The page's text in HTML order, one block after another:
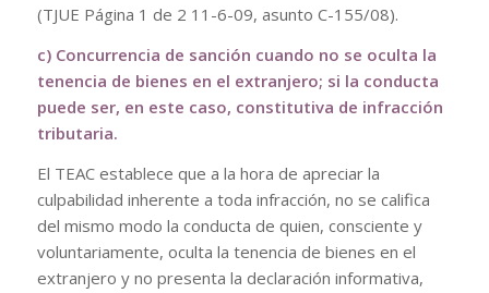
(TJUE Página 1 de 2 11-6-09, asunto C-155/08).
c) Concurrencia de sanción cuando no se oculta la
tenencia de bienes en el extranjero; si la conducta
puede ser, en este caso, constitutiva de infracción
tributaria.
El TEAC establece que a la hora de apreciar la
culpabilidad inherente a toda infracción, no se califica
del mismo modo la conducta de quien, consciente y
voluntariamente, oculta la tenencia de bienes en el
extranjero y no presenta la declaración informativa,